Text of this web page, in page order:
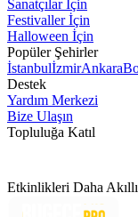
Sanatçılar İçin
Festivaller İçin
Halloween İçin
Popüler Şehirler
İstanbulİzmirAnkara
Destek
Yardım Merkezi
Bize Ulaşın
Topluluğa Katıl
Etkinlikleri Daha